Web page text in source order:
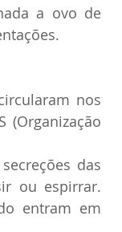
a ovo de
nos
(Organização
das
ou espirrar.
entram em